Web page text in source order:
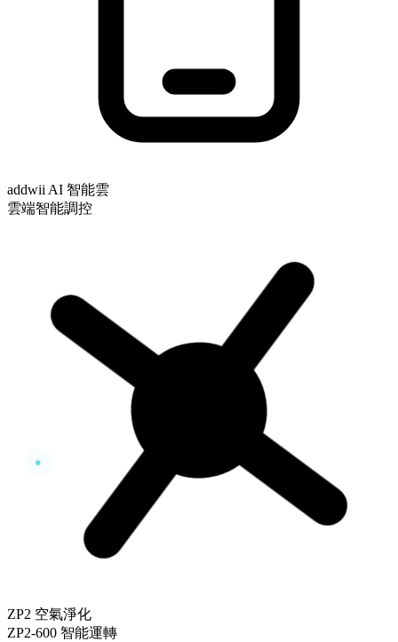
addwii AI 智能雲
雲端智能調控
ZP2 空氣淨化
ZP2-600 智能運轉